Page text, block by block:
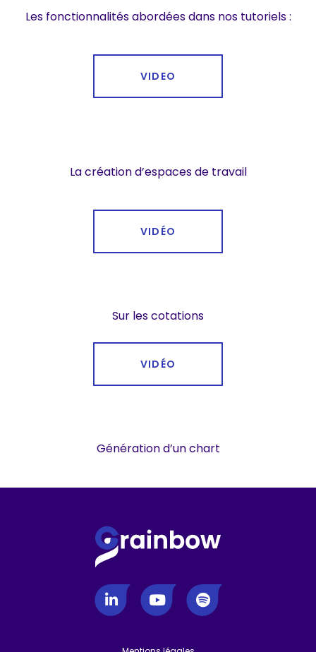
Les fonctionnalités abordées dans nos tutoriels :
VIDEO
La création d’espaces de travail
VIDÉO
Sur les cotations
VIDÉO
Génération d’un chart